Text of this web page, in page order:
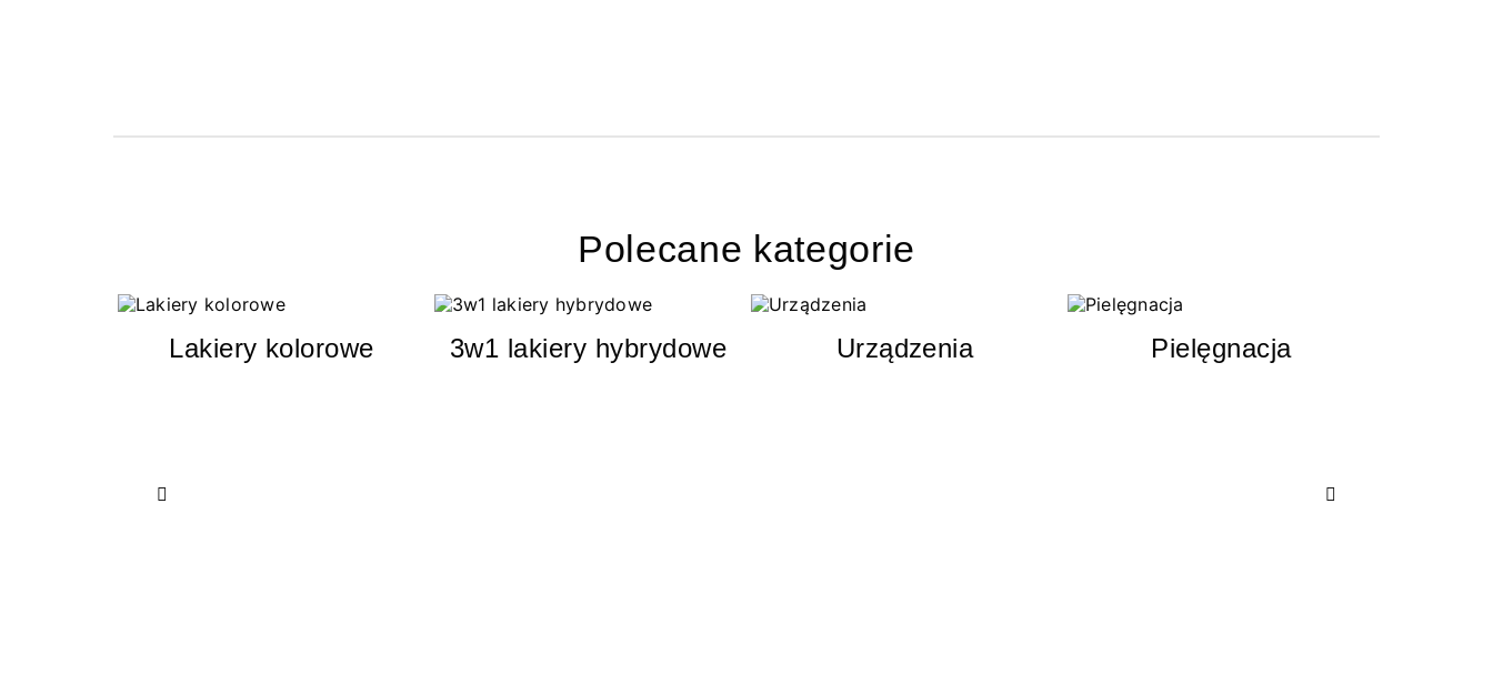
Polecane kategorie
Lakiery kolorowe 3w1 lakiery hybrydowe Urządzenia Pielęgnacja